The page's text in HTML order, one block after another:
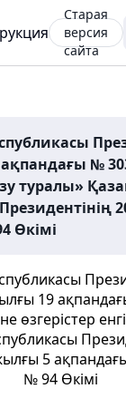
Старая
версия
сайта
№
туралы»
Өкімі
19
өзгерістер
5
№ 94 Өкімі